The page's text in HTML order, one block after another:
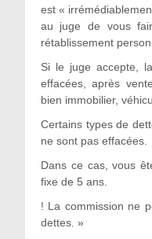
est «
au juge de vous
rétablissement
Si le juge accepte,
effacées, après
bien immobilier,
Certains types de
ne sont pas effacées.
Dans ce cas, vous
fixe de 5 ans.
! La commission ne
dettes. »